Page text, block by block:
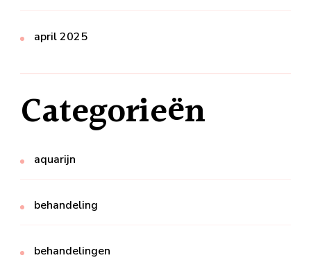
april 2025
Categorieën
aquarijn
behandeling
behandelingen